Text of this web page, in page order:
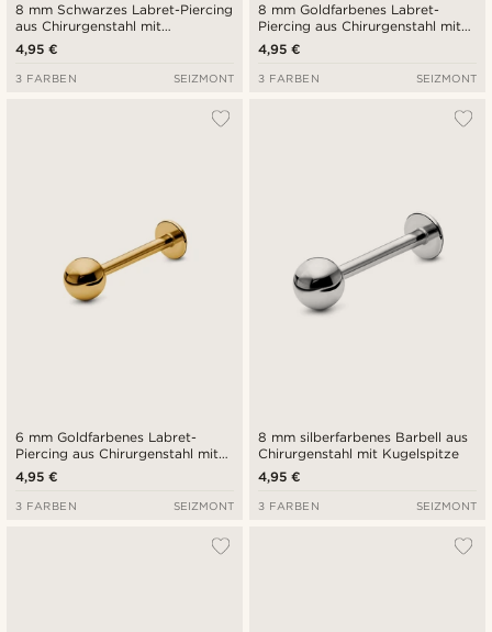
8 mm Schwarzes Labret-Piercing
aus Chirurgenstahl mit
Kugelspitze
4,95 €
3 FARBEN SEIZMONT
8 mm Goldfarbenes Labret-
Piercing aus Chirurgenstahl mit
Kugelspitze
4,95 €
3 FARBEN SEIZMONT
6 mm Goldfarbenes Labret-
Piercing aus Chirurgenstahl mit
Kugelspitze
4,95 €
3 FARBEN SEIZMONT
8 mm silberfarbenes Barbell aus
Chirurgenstahl mit Kugelspitze
4,95 €
3 FARBEN SEIZMONT